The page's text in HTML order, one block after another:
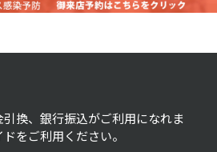
換、銀行振込がご利用になれま
ドをご利用ください。